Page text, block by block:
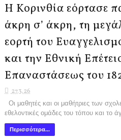
Η Κορινθία εόρτασε
άκρη σ’ άκρη, τη
εορτή του
και την Εθνική
Επαναστάσεως του
27.3.26
Οι μαθητές και οι μαθήτριες των
εθελοντικές ομάδες του τόπου και το
Περισσότερα...